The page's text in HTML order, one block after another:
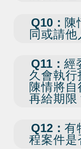
Q10： 陳
同或請他
Q11： 經
久會執行
陳情將
再給期限
Q12： 有
程案件是